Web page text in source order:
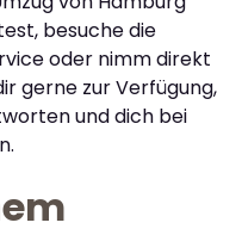
besuche die
oder nimm direkt
gerne zur Verfügung,
und dich bei